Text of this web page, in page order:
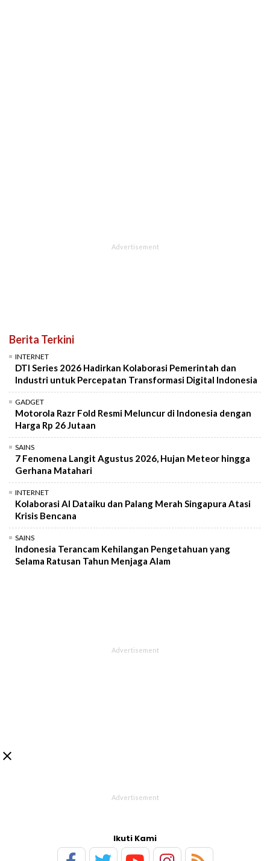
Berita Terkini
INTERNET
DTI Series 2026 Hadirkan Kolaborasi Pemerintah dan
Industri untuk Percepatan Transformasi Digital Indonesia
GADGET
Motorola Razr Fold Resmi Meluncur di Indonesia dengan
Harga Rp 26 Jutaan
SAINS
7 Fenomena Langit Agustus 2026, Hujan Meteor hingga
Gerhana Matahari
INTERNET
Kolaborasi AI Dataiku dan Palang Merah Singapura Atasi
Krisis Bencana
SAINS
Indonesia Terancam Kehilangan Pengetahuan yang
Selama Ratusan Tahun Menjaga Alam

Ikuti Kami